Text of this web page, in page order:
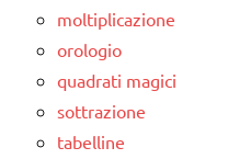
moltiplicazione
orologio
quadrati magici
sottrazione
tabelline